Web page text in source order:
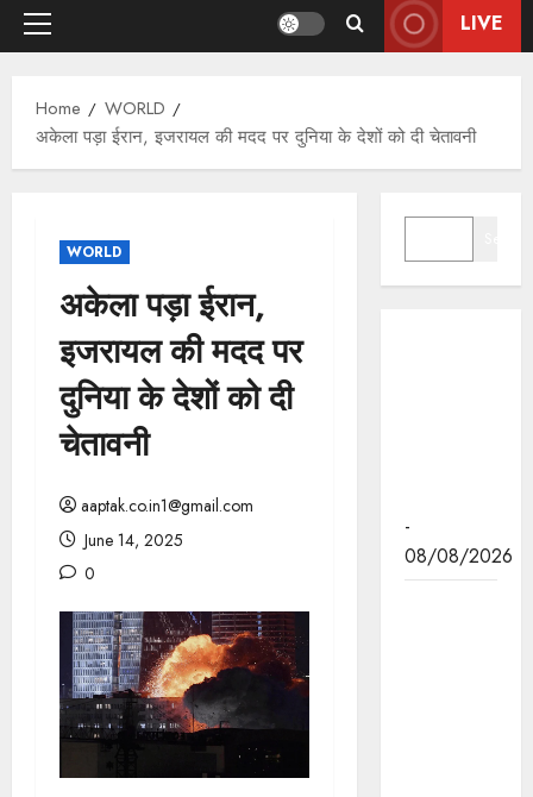
Primary
LIVE
Home
WORLD
अकेला पड़ा ईरान, इजरायल की मदद पर दुनिया के देशों को दी चेतावनी
WORLD
अकेला पड़ा ईरान,
इजरायल की मदद पर
दुनिया के देशों को दी
चेतावनी
aaptak.co.in1@gmail.com
June 14, 2025
0
-
08/08/2026